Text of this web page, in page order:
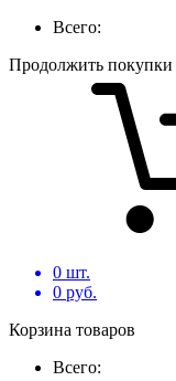
Всего:
Продолжить покупки
0 шт.
0 руб.
Корзина товаров
Всего: